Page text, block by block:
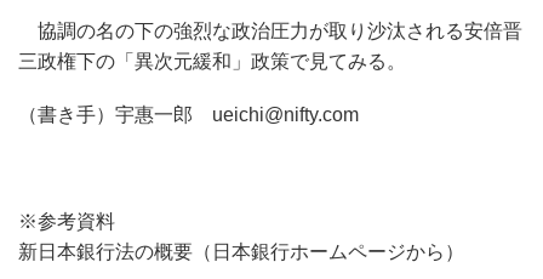
協調の名の下の強烈な政治圧力が取り沙汰される安倍晋
三政権下の「異次元緩和」政策で見てみる。
（書き手）宇惠一郎 ueichi@nifty.com
※参考資料
新日本銀行法の概要（日本銀行ホームページから）